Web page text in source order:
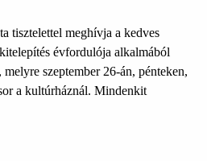
tisztelettel meghívja a kedves
évfordulója alkalmából
melyre szeptember 26-án, pénteken,
a kultúrháznál. Mindenkit